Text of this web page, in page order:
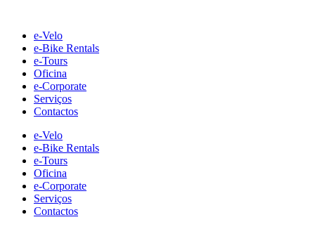
contente-Velo
e-Bike Rentals
e-Tours
Oficina
e-Corporate
Serviços
Contactos
e-Velo
e-Bike Rentals
e-Tours
Oficina
e-Corporate
Serviços
Contactos